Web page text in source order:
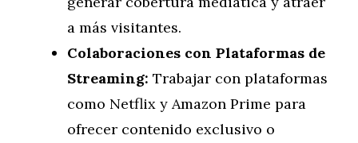
a más visitantes.
Colaboraciones con Plataformas de
Streaming: Trabajar con plataformas
como Netflix y Amazon Prime para
ofrecer contenido exclusivo o